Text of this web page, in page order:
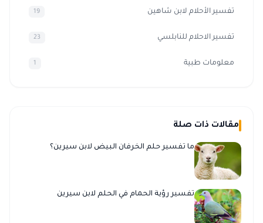
تفسير الأحلام لابن شاهين 19
تفسير الاحلام للنابلسي 23
معلومات طبية 1
مقالات ذات صلة
ما تفسير حلم الخرفان البيض لابن سيرين؟
تفسير رؤية الحمام في الحلم لابن سيرين